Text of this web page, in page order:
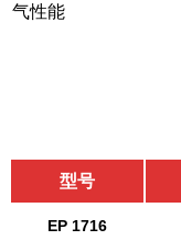
气性能
型号
EP 1716